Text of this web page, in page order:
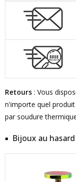
Retours : Vous
n'importe quel
par soudure
Bijoux au